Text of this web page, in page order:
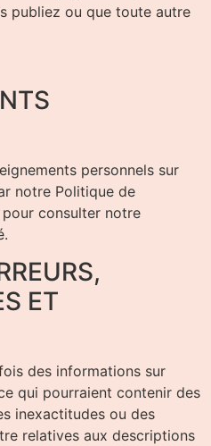
publiez ou que toute autre
personnels sur
notre Politique de
consulter notre
ET
des informations sur
qui pourraient contenir des
inexactitudes ou des
relatives aux descriptions